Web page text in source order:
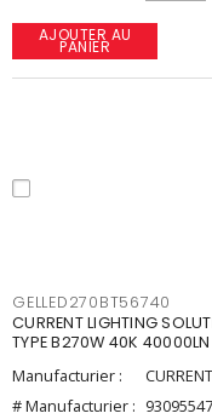
AJOUTER AU
PANIER
GELLED270BT56740
CURRENT LIGHTING
TYPE B270W 40K
Manufacturier :
# Manufacturier : 93095547